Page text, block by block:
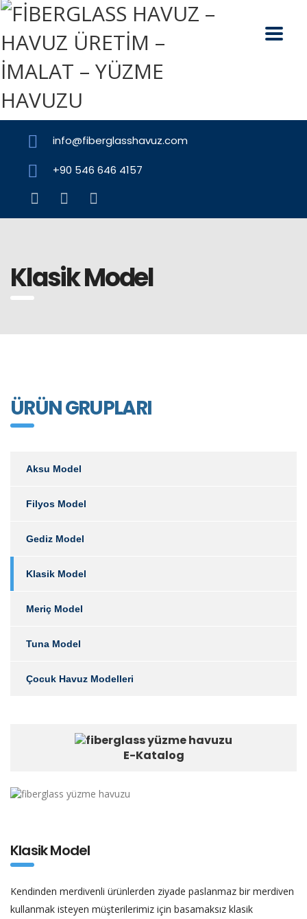
info@fiberglasshavuz.com
+90 546 646 4157
Klasik Model
ÜRÜN GRUPLARI
Aksu Model
Filyos Model
Gediz Model
Klasik Model
Meriç Model
Tuna Model
Çocuk Havuz Modelleri
E-Katalog
Klasik Model
Kendinden merdivenli ürünlerden ziyade paslanmaz bir merdiven
kullanmak isteyen müşterilerimiz için basamaksız klasik